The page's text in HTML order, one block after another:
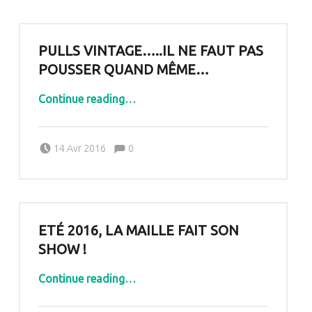
PULLS VINTAGE…..IL NE FAUT PAS
POUSSER QUAND MÊME…
Continue reading“Pulls vintage…..Il ne faut pas pousser quand même…”
…
14 Avr 2016
Pascale G&-BdC-WKF
Comments:0
ETÉ 2016, LA MAILLE FAIT SON
SHOW !
Continue reading“Eté 2016, la maille fait son show !”…